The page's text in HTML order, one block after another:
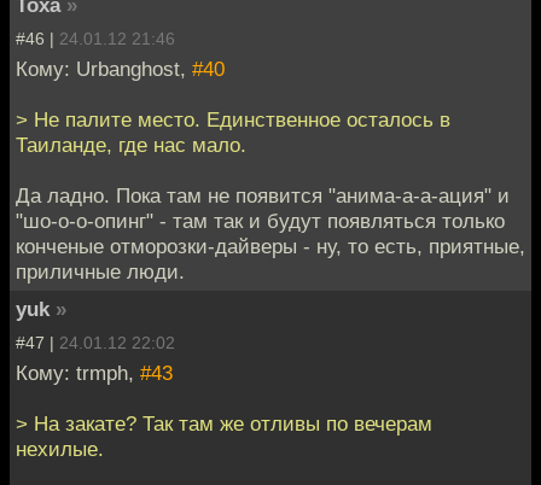
#46 | 24.01.12 21:46
Кому: Urbanghost, #40
> Не палите место. Единственное осталось в
Таиланде, где нас мало.
Да ладно. Пока там не появится "анима-а-а-ация" и
"шо-о-о-опинг" - там так и будут появляться только
конченые отморозки-дайверы - ну, то есть, приятные,
приличные люди.
yuk »
#47 | 24.01.12 22:02
Кому: trmph, #43
> На закате? Так там же отливы по вечерам
нехилые.